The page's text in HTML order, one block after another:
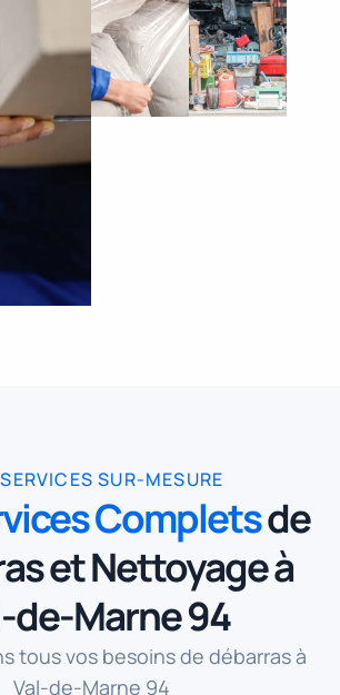
SUR-MESURE
Completsde
et Nettoyage à
de-Marne 94
tous vos besoins de débarras à
Val-de-Marne 94